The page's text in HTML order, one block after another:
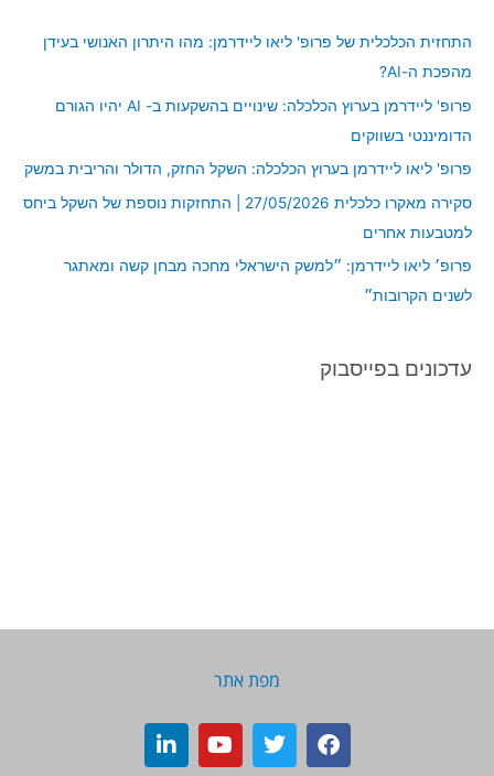
:
התחזית הכלכלית של פרופ' ליאו ליידרמן: מהו היתרון האנושי בעידן
מהפכת ה-AI?
פרופ' ליידרמן בערוץ הכלכלה: שינויים בהשקעות ב- AI יהיו הגורם
הדומיננטי בשווקים
פרופ' ליאו ליידרמן בערוץ הכלכלה: השקל החזק, הדולר והריבית במשק
סקירה מאקרו כלכלית 27/05/2026 | התחזקות נוספת של השקל ביחס
למטבעות אחרים
פרופ׳ ליאו ליידרמן: ״למשק הישראלי מחכה מבחן קשה ומאתגר
לשנים הקרובות״
עדכונים בפייסבוק
מפת אתר
F
T
Y
L